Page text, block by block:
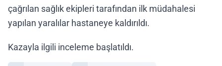
çağrılan sağlık ekipleri tarafından ilk müdahalesi
yapılan yaralılar hastaneye kaldırıldı.
Kazayla ilgili inceleme başlatıldı.